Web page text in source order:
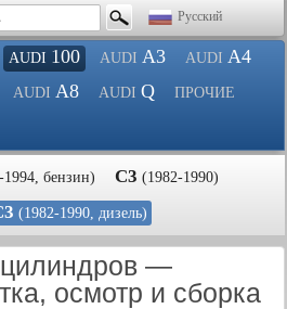
Русский
AUDI 100 AUDI A3 AUDI A4
AUDI A8 AUDI Q ПРОЧИЕ
1994, бензин) С3 (1982-1990)
(1982-1990, дизель)
цилиндров —
осмотр и сборка